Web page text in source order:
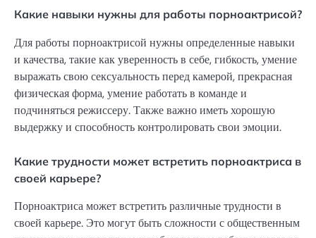
Какие навыки нужны для работы порноактрисой?
Для работы порноактрисой нужны определенные навыки
и качества, такие как уверенность в себе, гибкость, умение
выражать свою сексуальность перед камерой, прекрасная
физическая форма, умение работать в команде и
подчиняться режиссеру. Также важно иметь хорошую
выдержку и способность контролировать свои эмоции.
Какие трудности может встретить порноактриса в
своей карьере?
Порноактриса может встретить различные трудности в
своей карьере. Это могут быть сложности с общественным